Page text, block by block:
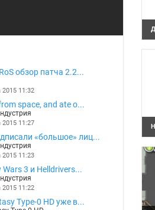
обзор патча 2.2...
2015 11:32
space, and ate o...
2015 11:27
«большое» лиц...
2015 11:23
Wars 3 и Helldrivers...
2015 11:22
Type-0 HD уже в...